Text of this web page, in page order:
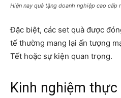
Hiện nay quà tặng doanh nghiệp cao cấp
Đặc biệt, các set quà được
tế thường mang lại ấn tượng
Tết hoặc sự kiện quan trọng.
Kinh nghiệm